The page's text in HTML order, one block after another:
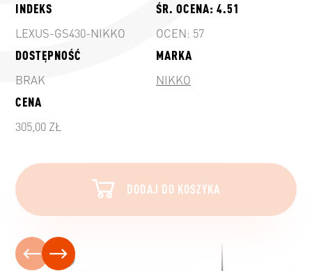
INDEKS
LEXUS-GS430-NIKKO
ŚR. OCENA: 4.51
OCEN: 57
DOSTĘPNOŚĆ
BRAK
MARKA
NIKKO
CENA
305,00 ZŁ
DODAJ DO KOSZYKA